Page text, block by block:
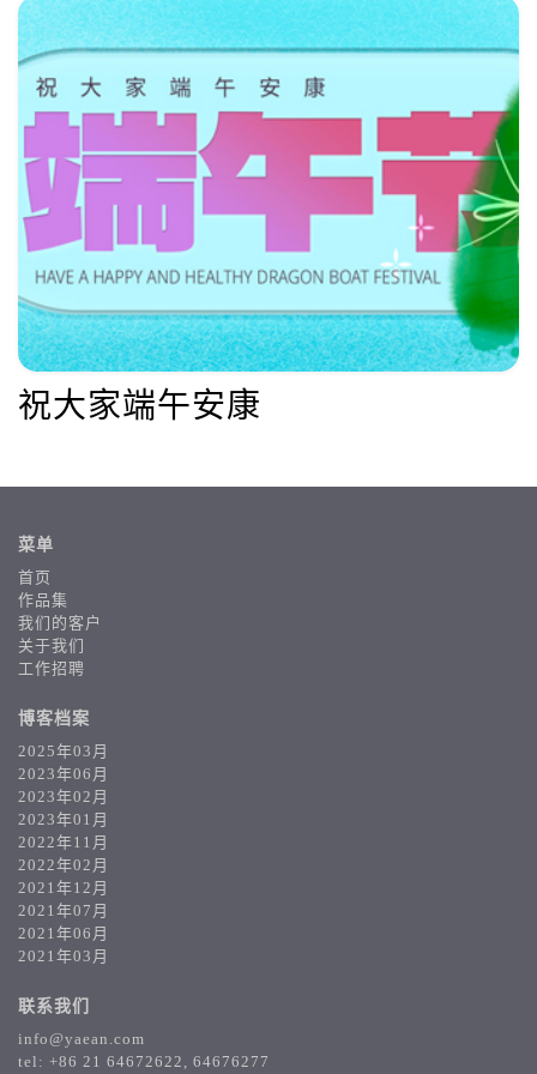
祝大家端午安康
菜单
首页
作品集
我们的客户
关于我们
工作招聘
博客档案
2025年03月
2023年06月
2023年02月
2023年01月
2022年11月
2022年02月
2021年12月
2021年07月
2021年06月
2021年03月
联系我们
info@yaean.com
tel: +86 21 64672622, 64676277